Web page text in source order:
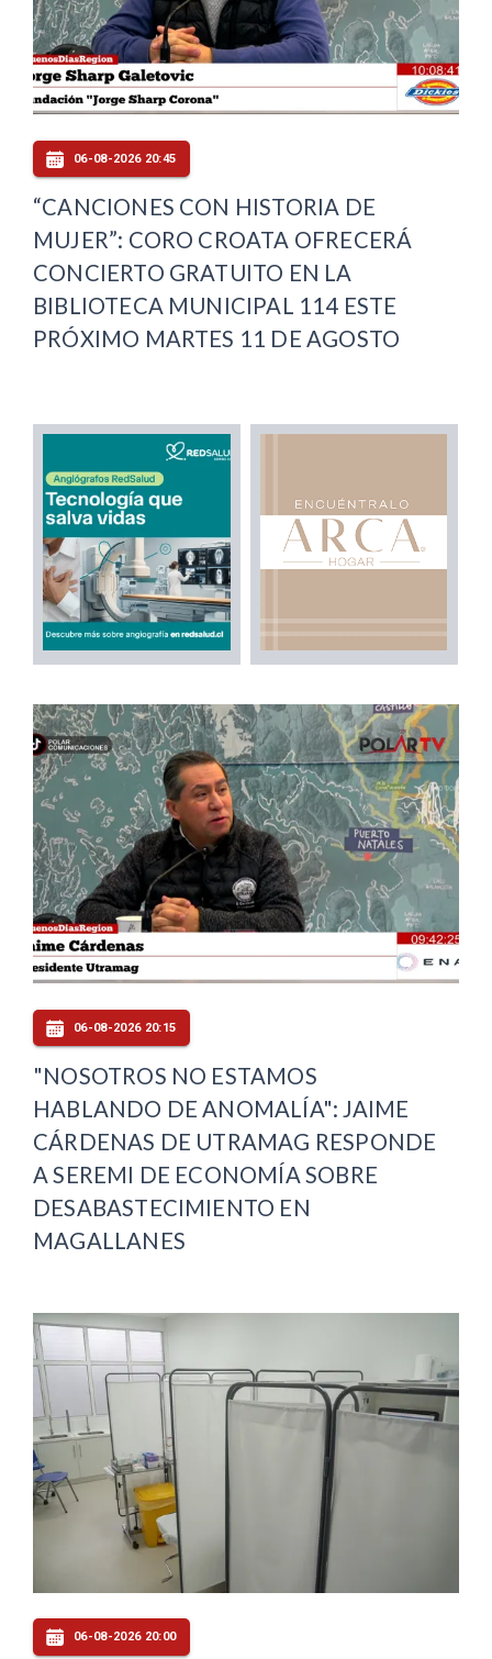
06-08-2026 20:45
“CANCIONES CON HISTORIA DE
MUJER”: CORO CROATA OFRECERÁ
CONCIERTO GRATUITO EN LA
BIBLIOTECA MUNICIPAL 114 ESTE
PRÓXIMO MARTES 11 DE AGOSTO
06-08-2026 20:15
"NOSOTROS NO ESTAMOS
HABLANDO DE ANOMALÍA": JAIME
CÁRDENAS DE UTRAMAG RESPONDE
A SEREMI DE ECONOMÍA SOBRE
DESABASTECIMIENTO EN
MAGALLANES
06-08-2026 20:00